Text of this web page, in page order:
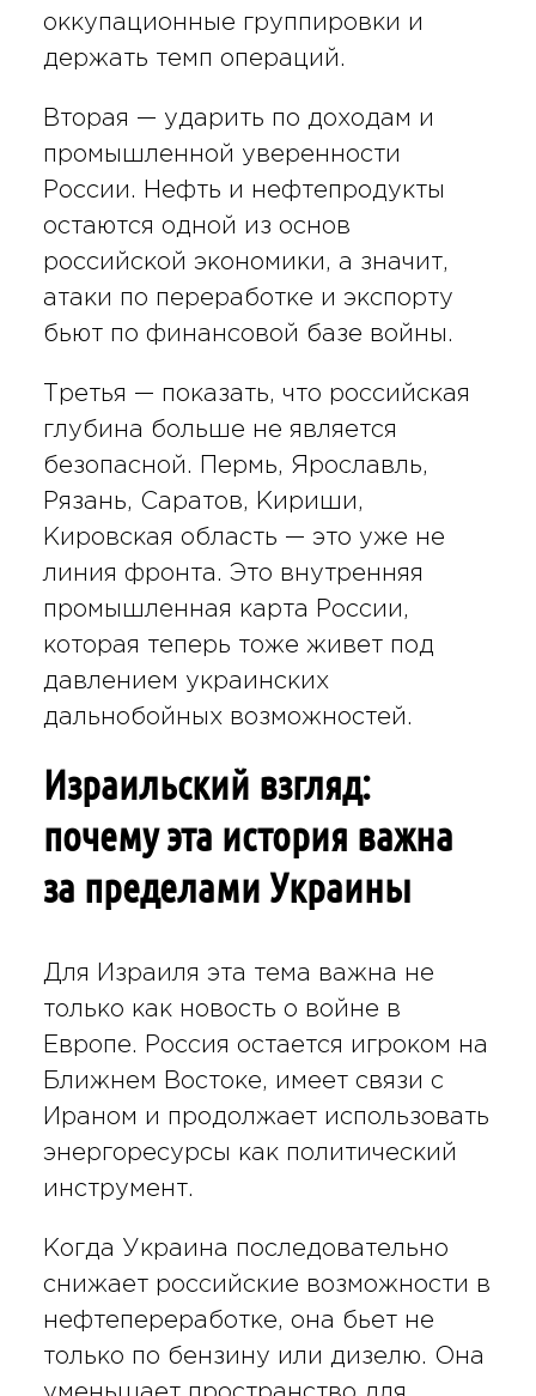
оккупационные группировки и
держать темп операций.
Вторая — ударить по доходам и
промышленной уверенности
России. Нефть и нефтепродукты
остаются одной из основ
российской экономики, а значит,
атаки по переработке и экспорту
бьют по финансовой базе войны.
Третья — показать, что российская
глубина больше не является
безопасной. Пермь, Ярославль,
Рязань, Саратов, Кириши,
Кировская область — это уже не
линия фронта. Это внутренняя
промышленная карта России,
которая теперь тоже живет под
давлением украинских
дальнобойных возможностей.
Израильский взгляд:
почему эта история важна
за пределами Украины
Для Израиля эта тема важна не
только как новость о войне в
Европе. Россия остается игроком на
Ближнем Востоке, имеет связи с
Ираном и продолжает использовать
энергоресурсы как политический
инструмент.
Когда Украина последовательно
снижает российские возможности в
нефтепереработке, она бьет не
только по бензину или дизелю. Она